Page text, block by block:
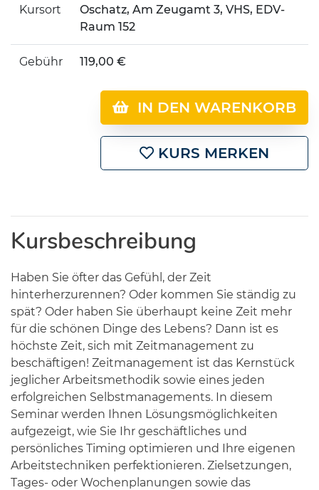
Kursort
Oschatz, Am Zeugamt 3, VHS, EDV-
Raum 152
Gebühr 119,00 €
IN DEN WARENKORB
KURS MERKEN
Kursbeschreibung
Haben Sie öfter das Gefühl, der Zeit
hinterherzurennen? Oder kommen Sie ständig zu
spät? Oder haben Sie überhaupt keine Zeit mehr
für die schönen Dinge des Lebens? Dann ist es
höchste Zeit, sich mit Zeitmanagement zu
beschäftigen! Zeitmanagement ist das Kernstück
jeglicher Arbeitsmethodik sowie eines jeden
erfolgreichen Selbstmanagements. In diesem
Seminar werden Ihnen Lösungsmöglichkeiten
aufgezeigt, wie Sie Ihr geschäftliches und
persönliches Timing optimieren und Ihre eigenen
Arbeitstechniken perfektionieren. Zielsetzungen,
Tages- oder Wochenplanungen sowie das